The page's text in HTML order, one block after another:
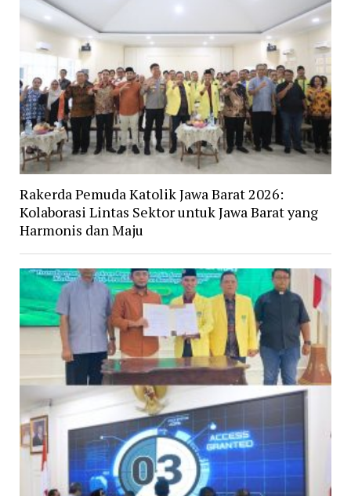
Rakerda Pemuda Katolik Jawa Barat 2026:
Kolaborasi Lintas Sektor untuk Jawa Barat yang
Harmonis dan Maju